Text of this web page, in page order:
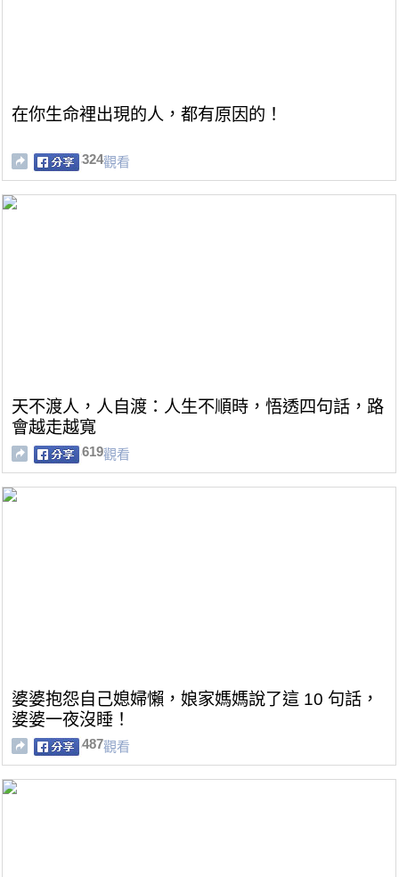
在你生命裡出現的人，都有原因的！
324觀看
天不渡人，人自渡：人生不順時，悟透四句話，路
會越走越寬
619觀看
婆婆抱怨自己媳婦懶，娘家媽媽說了這 10 句話，
婆婆一夜沒睡！
487觀看